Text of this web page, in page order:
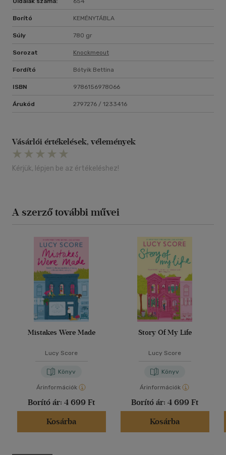
Borító KEMÉNYTÁBLA
Súly 780 gr
Sorozat Knockmeout
Fordító Bótyik Bettina
ISBN 9786156978066
Árukód 2797276 / 1233416
Vásárlói értékelések, vélemények
Kérjük, lépjen be az értékeléshez!
A szerző további művei
Mistakes Were Made
Lucy Score
Könyv
Árinformációk
Borító ár: 4 699 Ft
Kosárba
Story Of My Life
Lucy Score
Könyv
Árinformációk
Borító ár: 4 699 Ft
Kosárba